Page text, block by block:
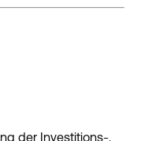
der Investitions-,